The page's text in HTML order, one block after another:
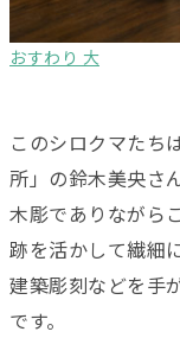
おすわり 大
このシロクマたち
所」の鈴木美央さ
木彫でありながら
跡を活かして繊細
建築彫刻などを手
です。